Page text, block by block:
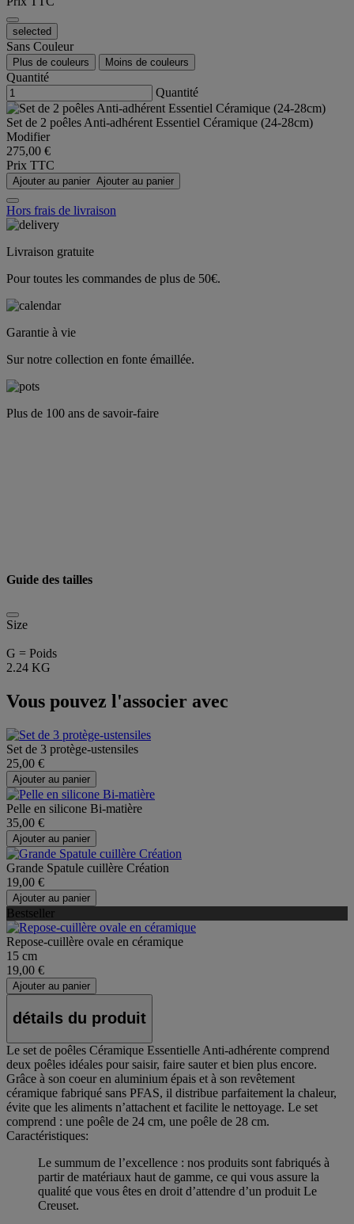
selected
Sans Couleur
Plus de couleurs Moins de couleurs
Quantité
Quantité
Set de 2 poêles Anti-adhérent Essentiel Céramique (24-28cm)
Modifier
275,00 €
Prix TTC
Ajouter au panier Ajouter au panier
Hors frais de livraison
Livraison gratuite
Pour toutes les commandes de plus de 50€.
Garantie à vie
Sur notre collection en fonte émaillée.
Plus de 100 ans de savoir-faire
Guide des tailles
Size
G = Poids
2.24 KG
Vous pouvez l'associer avec
Set de 3 protège-ustensiles
25,00 €
Ajouter au panier
Pelle en silicone Bi-matière
35,00 €
Ajouter au panier
Grande Spatule cuillère Création
19,00 €
Ajouter au panier
Bestseller
Repose-cuillère ovale en céramique
15 cm
19,00 €
Ajouter au panier
détails du produit
Le set de poêles Céramique Essentielle Anti-adhérente comprend
deux poêles idéales pour saisir, faire sauter et bien plus encore.
Grâce à son coeur en aluminium épais et à son revêtement
céramique fabriqué sans PFAS, il distribue parfaitement la chaleur,
évite que les aliments n’attachent et facilite le nettoyage. Le set
comprend : une poêle de 24 cm, une poêle de 28 cm.
Caractéristiques:
Le summum de l’excellence : nos produits sont fabriqués à
partir de matériaux haut de gamme, ce qui vous assure la
qualité que vous êtes en droit d’attendre d’un produit Le
Creuset.